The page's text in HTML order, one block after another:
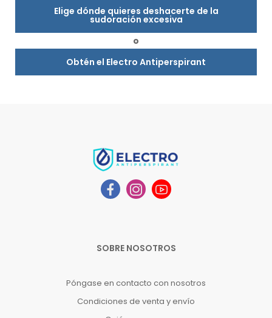
Elige dónde quieres deshacerte de la
sudoración excesiva
o
Obtén el Electro Antiperspirant
SOBRE NOSOTROS
Póngase en contacto con nosotros
Condiciones de venta y envío